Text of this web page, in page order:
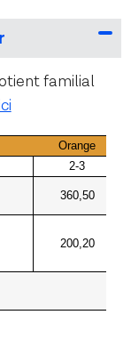
familial
Orange
2-3
360,50
200,20